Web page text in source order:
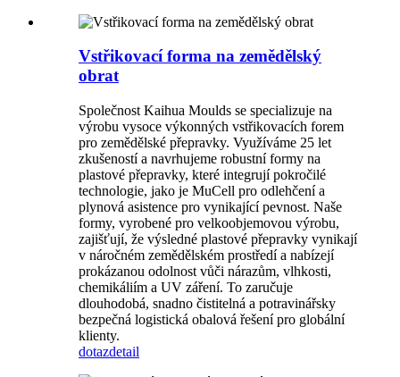
Vstřikovací forma na zemědělský
obrat
Společnost Kaihua Moulds se specializuje na
výrobu vysoce výkonných vstřikovacích forem
pro zemědělské přepravky. Využíváme 25 let
zkušeností a navrhujeme robustní formy na
plastové přepravky, které integrují pokročilé
technologie, jako je MuCell pro odlehčení a
plynová asistence pro vynikající pevnost. Naše
formy, vyrobené pro velkoobjemovou výrobu,
zajišťují, že výsledné plastové přepravky vynikají
v náročném zemědělském prostředí a nabízejí
prokázanou odolnost vůči nárazům, vlhkosti,
chemikáliím a UV záření. To zaručuje
dlouhodobá, snadno čistitelná a potravinářsky
bezpečná logistická obalová řešení pro globální
klienty.
dotazdetail